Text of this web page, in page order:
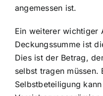
angemessen ist.
Ein weiterer wichtiger
Deckungssumme ist
Dies ist der Betrag,
selbst tragen müssen.
Selbstbeteiligung